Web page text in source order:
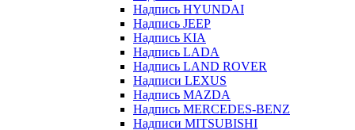
Надпись HYUNDAI
Надпись JEEP
Надпись KIA
Надпись LADA
Надпись LAND ROVER
Надписи LEXUS
Надпись MAZDA
Надпись MERCEDES-BENZ
Надписи MITSUBISHI